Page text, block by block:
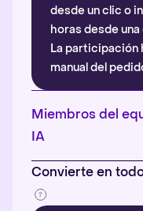
desde un clic o
horas desde
La participación
manual del
Más información
Miembros del
IA
Convierte en